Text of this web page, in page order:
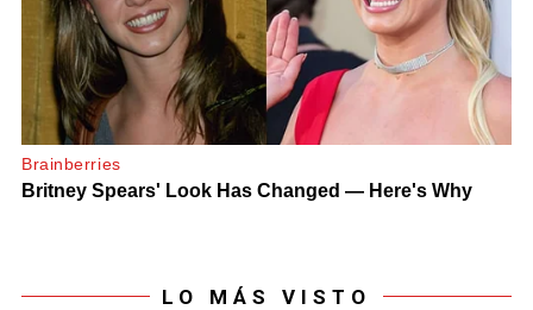
LO MÁS VISTO